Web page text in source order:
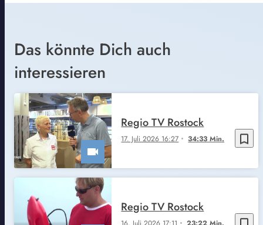
Das könnte Dich auch
interessieren
bookmark_border
17. Juli 2026 16:27 34:33 Min.
Regio TV Rostock
Regio TV Rostock